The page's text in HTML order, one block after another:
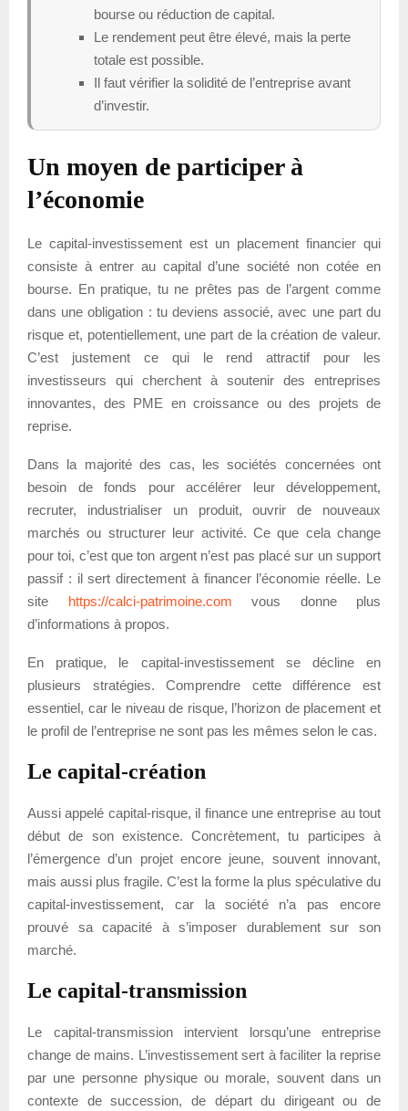
bourse ou réduction de capital.
Le rendement peut être élevé, mais la perte
totale est possible.
Il faut vérifier la solidité de l’entreprise avant
d’investir.
Un moyen de participer à
l’économie
Le capital-investissement est un placement financier qui
consiste à entrer au capital d’une société non cotée en
bourse. En pratique, tu ne prêtes pas de l’argent comme
dans une obligation : tu deviens associé, avec une part du
risque et, potentiellement, une part de la création de valeur.
C’est justement ce qui le rend attractif pour les
investisseurs qui cherchent à soutenir des entreprises
innovantes, des PME en croissance ou des projets de
reprise.
Dans la majorité des cas, les sociétés concernées ont
besoin de fonds pour accélérer leur développement,
recruter, industrialiser un produit, ouvrir de nouveaux
marchés ou structurer leur activité. Ce que cela change
pour toi, c’est que ton argent n’est pas placé sur un support
passif : il sert directement à financer l’économie réelle. Le
site https://calci-patrimoine.com vous donne plus
d’informations à propos.
En pratique, le capital-investissement se décline en
plusieurs stratégies. Comprendre cette différence est
essentiel, car le niveau de risque, l’horizon de placement et
le profil de l’entreprise ne sont pas les mêmes selon le cas.
Le capital-création
Aussi appelé capital-risque, il finance une entreprise au tout
début de son existence. Concrètement, tu participes à
l’émergence d’un projet encore jeune, souvent innovant,
mais aussi plus fragile. C’est la forme la plus spéculative du
capital-investissement, car la société n’a pas encore
prouvé sa capacité à s’imposer durablement sur son
marché.
Le capital-transmission
Le capital-transmission intervient lorsqu’une entreprise
change de mains. L’investissement sert à faciliter la reprise
par une personne physique ou morale, souvent dans un
contexte de succession, de départ du dirigeant ou de